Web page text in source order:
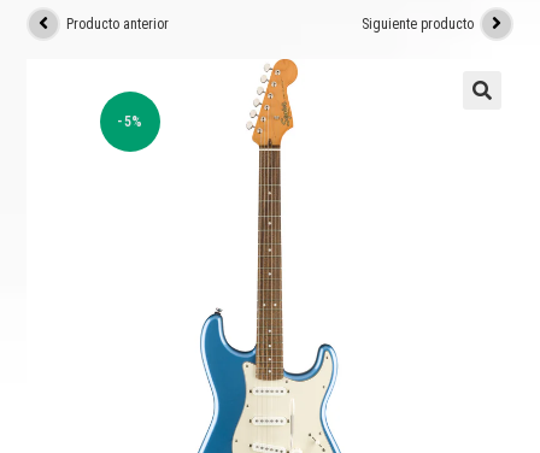
-5%
Producto anterior Siguiente producto